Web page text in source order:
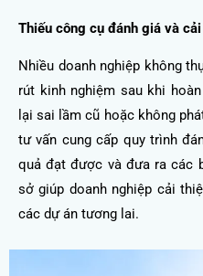
Thiếu công cụ đánh giá và
Nhiều doanh nghiệp không
rút kinh nghiệm sau khi
lại sai lầm cũ hoặc không
tư vấn cung cấp quy trình
quả đạt được và đưa ra các
sở giúp doanh nghiệp cải
các dự án tương lai.